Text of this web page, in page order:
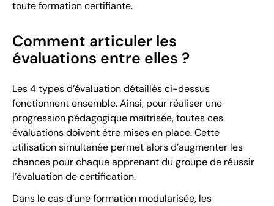
toute formation certifiante.
Comment articuler les
évaluations entre elles ?
Les 4 types d’évaluation détaillés ci-dessus
fonctionnent ensemble. Ainsi, pour réaliser une
progression pédagogique maîtrisée, toutes ces
évaluations doivent être mises en place. Cette
utilisation simultanée permet alors d’augmenter les
chances pour chaque apprenant du groupe de réussir
l’évaluation de certification.
Dans le cas d’une formation modularisée, les